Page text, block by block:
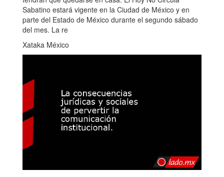
Sabatino estará vigente en la Ciudad de México y en
parte del Estado de México durante el segundo sábado
del mes. La re
Xataka México